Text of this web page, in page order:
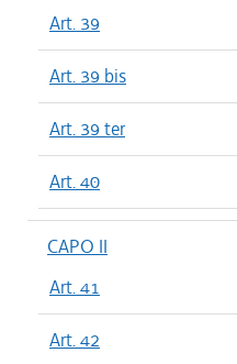
Art. 39
Art. 39 bis
Art. 39 ter
Art. 40
CAPO II
Art. 41
Art. 42